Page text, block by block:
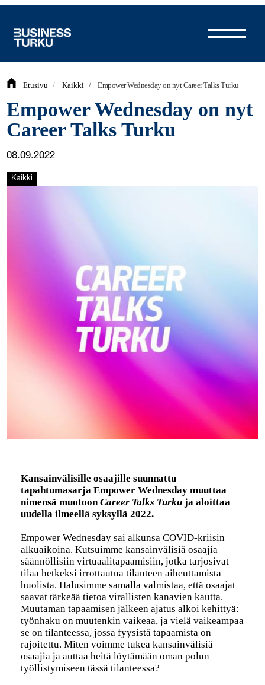
Etusivu / Kaikki / Empower Wednesday on nyt Career Talks Turku
Empower Wednesday on nyt
Career Talks Turku
08.09.2022
Kaikki
Kansainvälisille osaajille suunnattu
tapahtumasarja Empower Wednesday muuttaa
nimensä muotoon Career Talks Turkuja aloittaa
uudella ilmeellä syksyllä 2022.
Empower Wednesday sai alkunsa COVID-kriisin
alkuaikoina. Kutsuimme kansainvälisiä osaajia
säännöllisiin virtuaalitapaamisiin, jotka tarjosivat
tilaa hetkeksi irrottautua tilanteen aiheuttamista
huolista. Halusimme samalla valmistaa, että osaajat
saavat tärkeää tietoa virallisten kanavien kautta.
Muutaman tapaamisen jälkeen ajatus alkoi kehittyä:
työnhaku on muutenkin vaikeaa, ja vielä vaikeampaa
se on tilanteessa, jossa fyysistä tapaamista on
rajoitettu. Miten voimme tukea kansainvälisiä
osaajia ja auttaa heitä löytämään oman polun
työllistymiseen tässä tilanteessa?